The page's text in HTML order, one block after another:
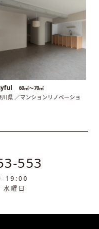
60㎡〜70㎡
川県 ／マンションリノベーショ
553
19:00
曜日